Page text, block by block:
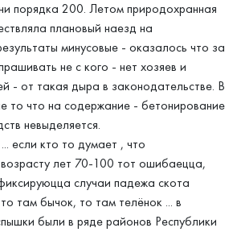
порядка 200. Летом природохранная
плановый наезд на
минусовые - оказалось что за
не с кого - нет хозяев и
- от такая дыра в законодательстве. В
то что на содержание - бетонирование
невыделяется.
если кто то думает , что
лет 70-100 тот ошибаецца,
случаи падежа скота
там бычок, то там телёнок ... в
были в ряде районов Республики